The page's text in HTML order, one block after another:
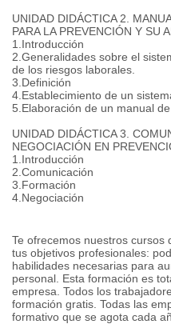
UNIDAD DIDÁCTICA 2.
PARA LA PREVENCIÓN Y SU
1.Introducción
2.Generalidades sobre el
de los riesgos laborales.
3.Definición
4.Establecimiento de un
5.Elaboración de un manual
UNIDAD DIDÁCTICA 3.
NEGOCIACIÓN EN
1.Introducción
2.Comunicación
3.Formación
4.Negociación
Te ofrecemos nuestros cursos
tus objetivos profesionales:
habilidades necesarias para
personal. Esta formación es
empresa. Todos los
formación gratis. Todas las
formativo que se agota cada